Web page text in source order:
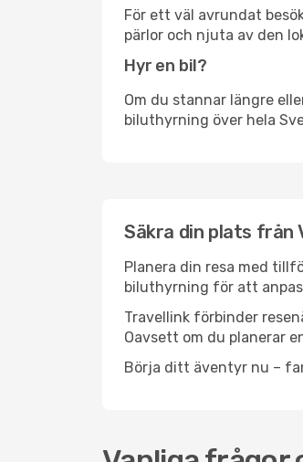
För ett väl avrundat
pärlor och njuta av den
Hyr en bil?
Om du stannar längre
biluthyrning över hela
Säkra din plats från
Planera din resa med
biluthyrning för att
Travellink förbinder
Oavsett om du planerar
Börja ditt äventyr nu –